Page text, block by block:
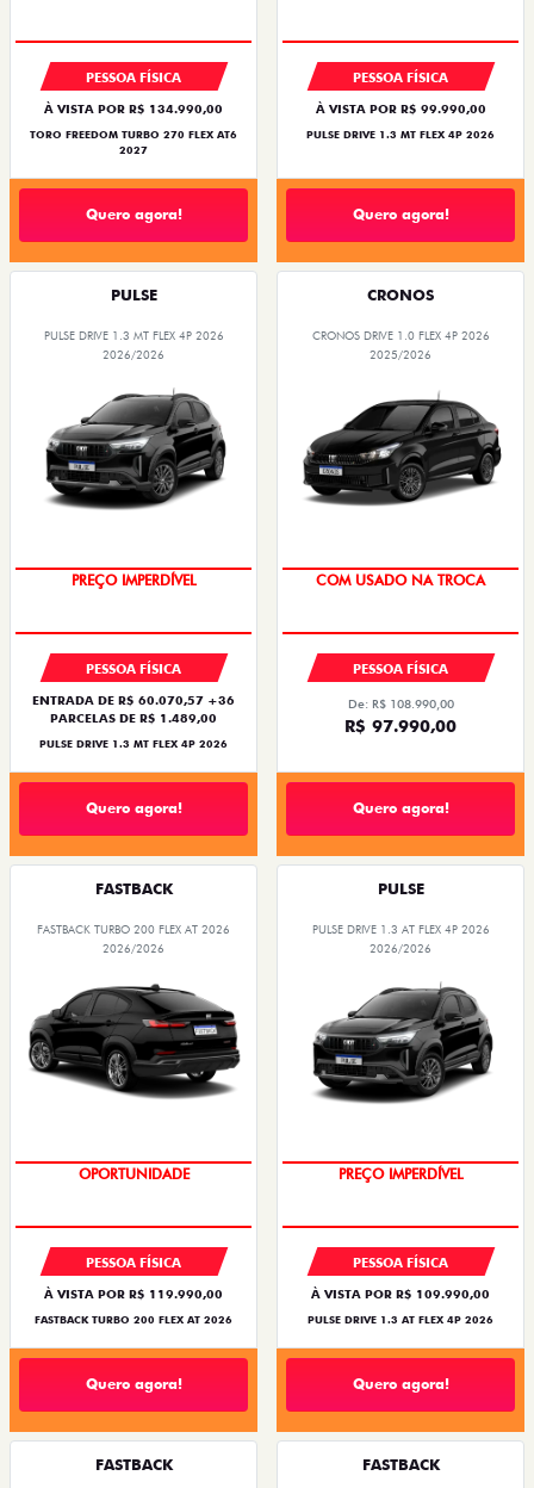
PESSOA FÍSICA
À VISTA POR R$ 134.990,00
TORO FREEDOM TURBO 270 FLEX AT6
2027
Quero agora!
PESSOA FÍSICA
À VISTA POR R$ 99.990,00
PULSE DRIVE 1.3 MT FLEX 4P 2026
Quero agora!
PULSE
PULSE DRIVE 1.3 MT FLEX 4P 2026
2026/2026
OPORTUNIDADE
PESSOA FÍSICA
ENTRADA DE R$ 60.070,57 +36
PARCELAS DE R$ 1.489,00
PULSE DRIVE 1.3 MT FLEX 4P 2026
Quero agora!
CRONOS
CRONOS DRIVE 1.0 FLEX 4P 2026
2025/2026
SUPER DESCONTO
PESSOA FÍSICA
De: R$ 108.990,00
R$ 97.990,00
Quero agora!
FASTBACK
FASTBACK TURBO 200 FLEX AT 2026
2026/2026
OPORTUNIDADE
PESSOA FÍSICA
À VISTA POR R$ 119.990,00
FASTBACK TURBO 200 FLEX AT 2026
Quero agora!
PULSE
PULSE DRIVE 1.3 AT FLEX 4P 2026
2026/2026
O SUV AUTOMÁTICO MAIS
BARATO DO BRASIL
PESSOA FÍSICA
À VISTA POR R$ 109.990,00
PULSE DRIVE 1.3 AT FLEX 4P 2026
Quero agora!
FASTBACK FASTBACK